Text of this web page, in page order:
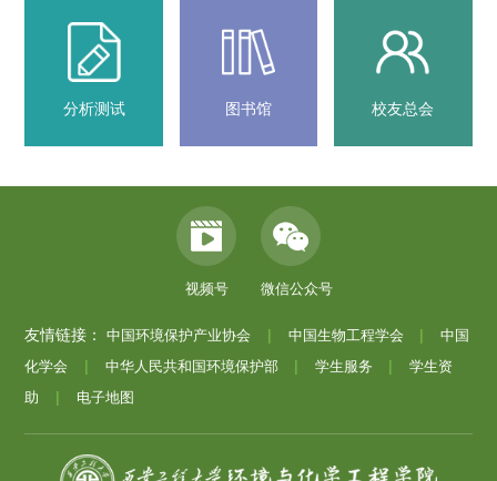
分析测试 图书馆 校友总会
友情链接： 中国环境保护产业协会 中国生物工程学会
中国
化学会
中华人民共和国环境保护部 学生服务
学生资
助
电子地图
视频号 微信公众号